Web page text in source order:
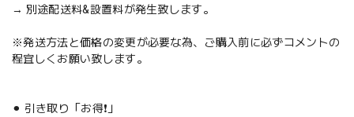
→ 別途配送料&設置料が発生致します。
※発送方法と価格の変更が必要な為、ご購入前に必ずコメントの
程宜しくお願い致します。
⚫︎ 引き取り「お得❗️」